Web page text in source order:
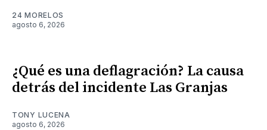
24 MORELOS
agosto 6, 2026
¿Qué es una deflagración? La causa
detrás del incidente Las Granjas
TONY LUCENA
agosto 6, 2026